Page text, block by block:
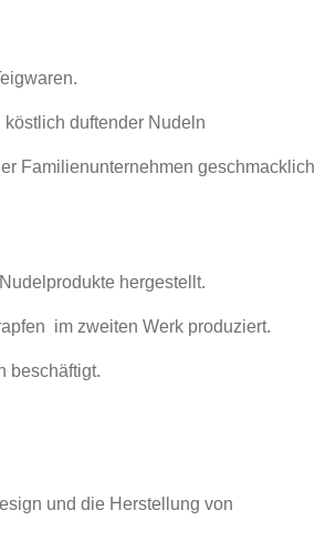
duftender Nudeln
Familienunternehmen geschmacklich
hergestellt.
im zweiten Werk produziert.
beschäftigt.
und die Herstellung von